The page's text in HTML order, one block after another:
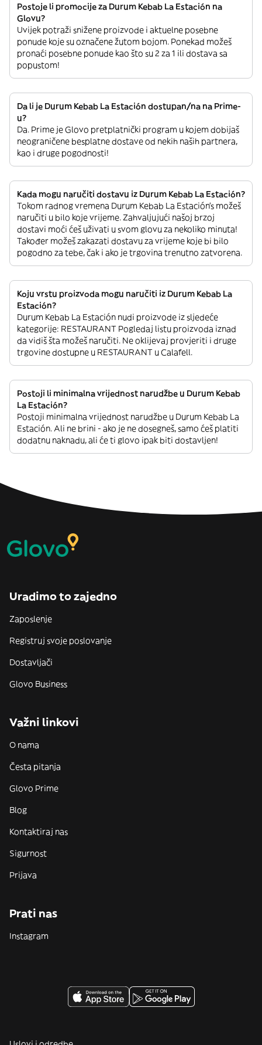
Postoje li promocije za Durum Kebab La Estación na
Glovu?
Uvijek potraži snižene proizvode i aktuelne posebne
ponude koje su označene žutom bojom. Ponekad možeš
pronaći posebne ponude kao što su 2 za 1 ili dostava sa
popustom!
Da li je Durum Kebab La Estación dostupan/na na Prime-
u?
Da. Prime je Glovo pretplatnički program u kojem dobijaš
neograničene besplatne dostave od nekih naših partnera,
kao i druge pogodnosti!
Kada mogu naručiti dostavu iz Durum Kebab La Estación?
Tokom radnog vremena Durum Kebab La Estación’s možeš
naručiti u bilo koje vrijeme. Zahvaljujući našoj brzoj
dostavi moći ćeš uživati u svom glovu za nekoliko minuta!
Također možeš zakazati dostavu za vrijeme koje bi bilo
pogodno za tebe, čak i ako je trgovina trenutno zatvorena.
Koju vrstu proizvoda mogu naručiti iz Durum Kebab La
Estación?
Durum Kebab La Estación nudi proizvode iz sljedeće
kategorije: RESTAURANT Pogledaj listu proizvoda iznad
da vidiš šta možeš naručiti. Ne oklijevaj provjeriti i druge
trgovine dostupne u RESTAURANT u Calafell.
Postoji li minimalna vrijednost narudžbe u Durum Kebab
La Estación?
Postoji minimalna vrijednost narudžbe u Durum Kebab La
Estación. Ali ne brini - ako je ne dosegneš, samo ćeš platiti
dodatnu naknadu, ali će ti glovo ipak biti dostavljen!
Uradimo to zajedno
Zaposlenje
Registruj svoje poslovanje
Dostavljači
Glovo Business
Važni linkovi
O nama
Česta pitanja
Glovo Prime
Blog
Kontaktiraj nas
Sigurnost
Prijava
Prati nas
Instagram